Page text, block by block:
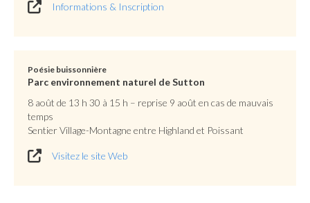
Informations & Inscription
Poésie buissonnière
Parc environnement naturel de Sutton
8 août de 13 h 30 à 15 h – reprise 9 août en cas de mauvais
temps
Sentier Village-Montagne entre Highland et Poissant
Visitez le site Web